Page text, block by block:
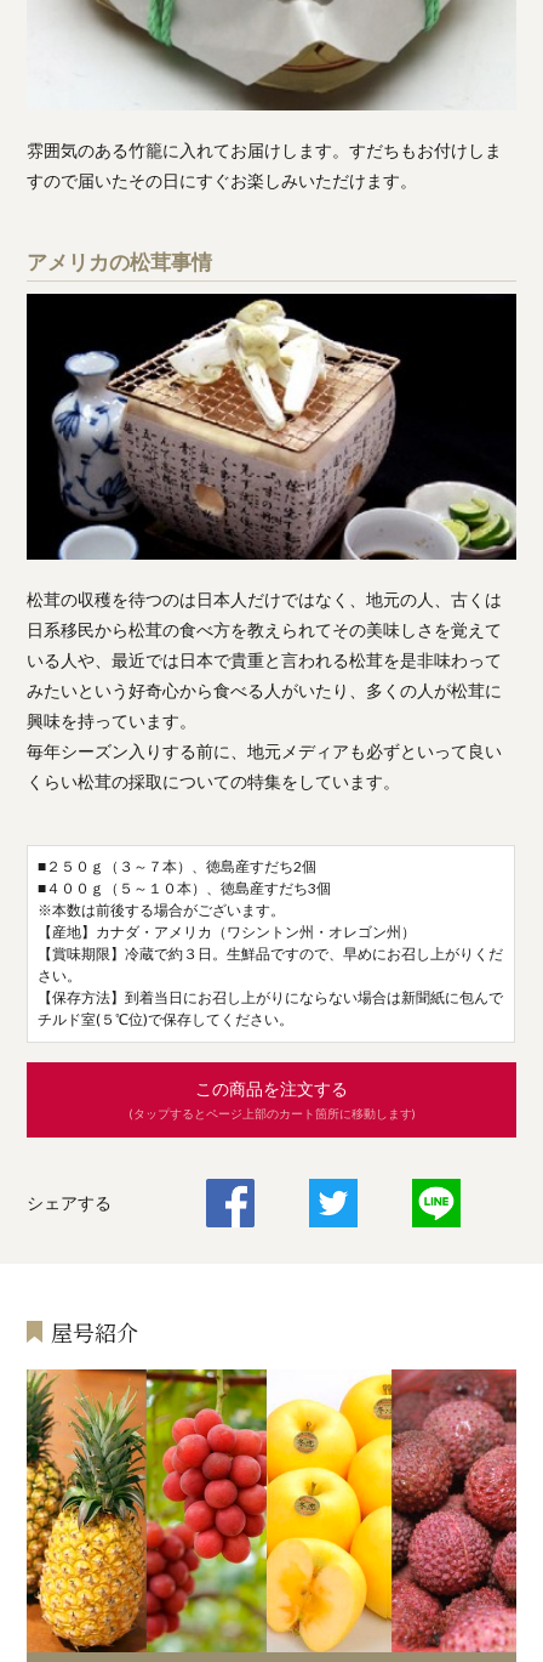
雰囲気のある竹籠に入れてお届けします。すだちもお付けしま
すので届いたその日にすぐお楽しみいただけます。
アメリカの松茸事情
松茸の収穫を待つのは日本人だけではなく、地元の人、古くは
日系移民から松茸の食べ方を教えられてその美味しさを覚えて
いる人や、最近では日本で貴重と言われる松茸を是非味わって
みたいという好奇心から食べる人がいたり、多くの人が松茸に
興味を持っています。
毎年シーズン入りする前に、地元メディアも必ずといって良い
くらい松茸の採取についての特集をしています。
■２５０ｇ（３～７本）、徳島産すだち2個
■４００ｇ（５～１０本）、徳島産すだち3個
※本数は前後する場合がございます。
【産地】カナダ・アメリカ（ワシントン州・オレゴン州）
【賞味期限】冷蔵で約３日。生鮮品ですので、早めにお召し上がりくだ
さい。
【保存方法】到着当日にお召し上がりにならない場合は新聞紙に包んで
チルド室(５℃位)で保存してください。
この商品を注文する
(タップするとページ上部のカート箇所に移動します)
シェアする
屋号紹介